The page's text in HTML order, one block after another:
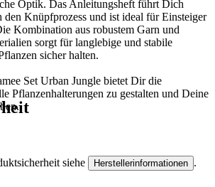
Optik. Das Anleitungsheft führt Dich
Knüpfprozess und ist ideal für Einsteiger
Kombination aus robustem Garn und
sorgt für langlebige und stabile
sicher halten.
Set Urban Jungle bietet Dir die
Pflanzenhalterungen zu gestalten und Deine
siehe Herstellerinformationen .